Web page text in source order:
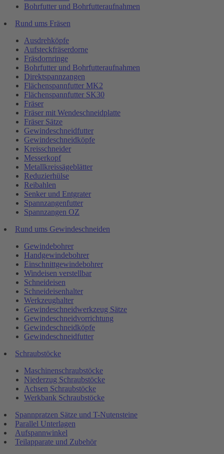
Bohrfutter und Bohrfutteraufnahmen
Rund ums Fräsen
Ausdrehköpfe
Aufsteckfräserdorne
Fräsdornringe
Bohrfutter und Bohrfutteraufnahmen
Direktspannzangen
Flächenspannfutter MK2
Flächenspannfutter SK30
Fräser
Fräser mit Wendeschneidplatte
Fräser Sätze
Gewindeschneidfutter
Gewindeschneidköpfe
Kreisschneider
Messerkopf
Metallkreissägeblätter
Reduzierhülse
Reibahlen
Senker und Entgrater
Spannzangenfutter
Spannzangen OZ
Rund ums Gewindeschneiden
Gewindebohrer
Handgewindebohrer
Einschnittgewindebohrer
Windeisen verstellbar
Schneideisen
Schneideisenhalter
Werkzeughalter
Gewindeschneidwerkzeug Sätze
Gewindeschneidvorrichtung
Gewindeschneidköpfe
Gewindeschneidfutter
Schraubstöcke
Maschinenschraubstöcke
Niederzug Schraubstöcke
Achsen Schraubstöcke
Werkbank Schraubstöcke
Spannpratzen Sätze und T-Nutensteine
Parallel Unterlagen
Aufspannwinkel
Teilapparate und Zubehör